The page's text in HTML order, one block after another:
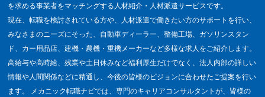
を求める事業者をマッチングする人材紹介・人材派遣サービスです。
現在、転職を検討されている方や、人材派遣で働きたい方のサポートを行い、
みなさまのニーズにそった、自動車ディーラー、整備工場、ガソリンスタン
ド、カー用品店、建機・農機・重機メーカーなど多様な求人をご紹介します。
高給与や高時給、残業や土日休みなど福利厚生だけでなく、法人内部の詳しい
情報や人間関係などに精通し、今後の皆様のビジョンに合わせたご提案を行い
ます。 メカニック転職ナビでは、専門のキャリアコンサルタントが、皆様の